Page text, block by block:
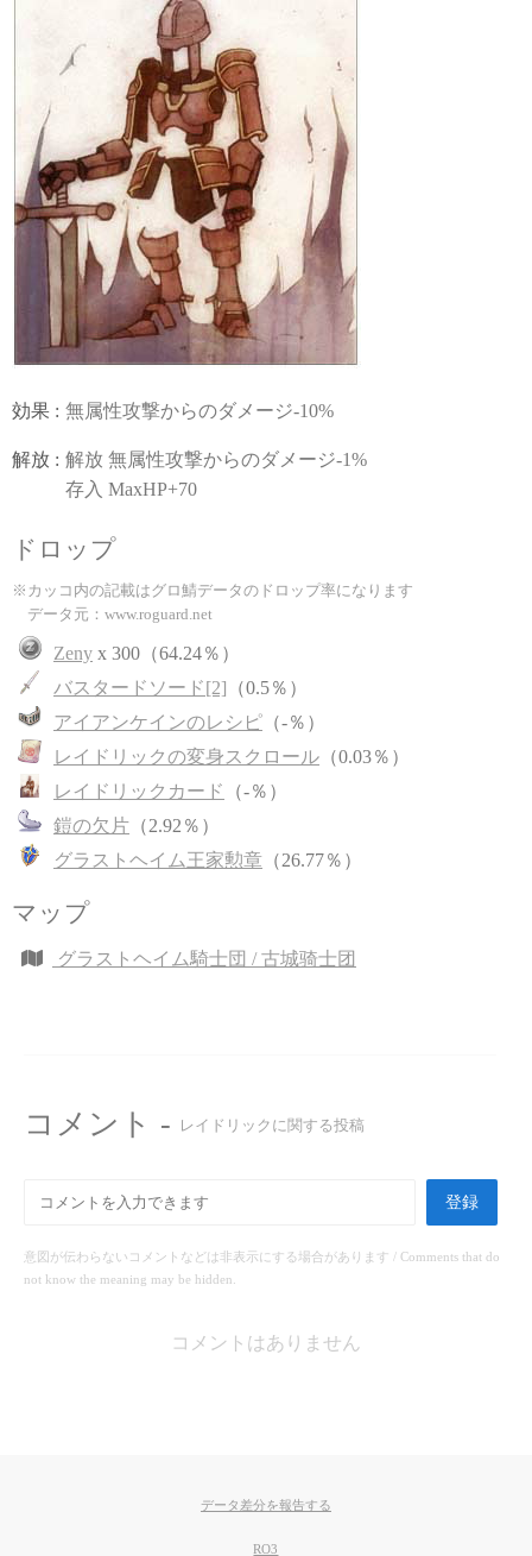
効果 : 無属性攻撃からのダメージ-10%
解放 : 解放 無属性攻撃からのダメージ-1%
存入 MaxHP+70
ドロップ
※カッコ内の記載はグロ鯖データのドロップ率になります
データ元：www.roguard.net
Zeny x 300（64.24％）
バスタードソード[2] （0.5％）
アイアンケインのレシピ （-％）
レイドリックの変身スクロール （0.03％）
レイドリックカード
（-％）
鎧の欠片 （2.92％）
グラストヘイム王家勲章 （26.77％）
マップ
グラストヘイム騎士団 / 古城骑士团
コメント - レイドリックに関する投稿
登録
意図が伝わらないコメントなどは非表示にする場合があります / Comments that do
not know the meaning may be hidden.
コメントはありません
データ差分を報告する
RO3